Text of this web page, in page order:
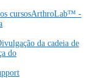
cursosArthroLab™ -
da cadeia de
do